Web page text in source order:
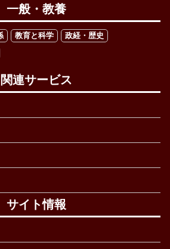
一般・教養
教育と科学
政経・歴史
関連サービス
サイト情報